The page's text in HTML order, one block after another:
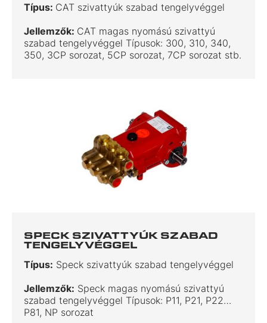
Típus: CAT szivattyúk szabad tengelyvéggel
Jellemzők: CAT magas nyomású szivattyú
szabad tengelyvéggel Típusok: 300, 310, 340,
350, 3CP sorozat, 5CP sorozat, 7CP sorozat stb.
SPECK SZIVATTYÚK SZABAD
TENGELYVÉGGEL
Típus: Speck szivattyúk szabad tengelyvéggel
Jellemzők: Speck magas nyomású szivattyú
szabad tengelyvéggel Típusok: P11, P21, P22…
P81, NP sorozat